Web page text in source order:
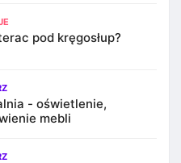
pod kręgosłup?
- oświetlenie,
mebli